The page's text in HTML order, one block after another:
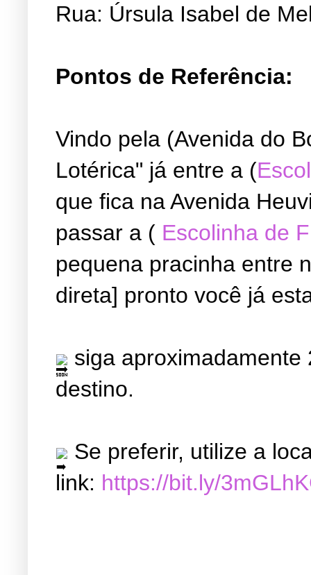
Rua: Úrsula Isabel de
Pontos de Referência:
Vindo pela (Avenida do
Lotérica" já entre a (
que fica na Avenida
passar a ( Escolinha de
pequena pracinha entre
direta] pronto você já
siga
destino.
Se preferir, utilize a
link: https://bit.ly/